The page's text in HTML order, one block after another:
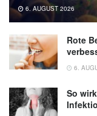
6. AUGUST 2026
Rote
6.
So